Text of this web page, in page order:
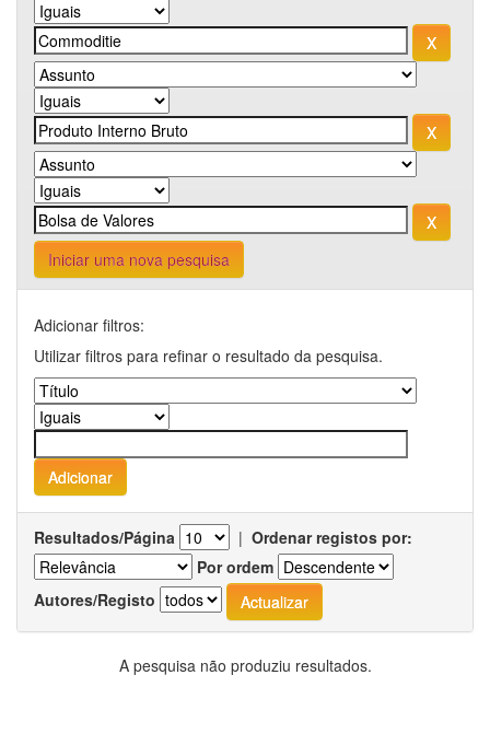
Iniciar uma nova pesquisa
Adicionar filtros:
Utilizar filtros para refinar o resultado da pesquisa.
Resultados/Página | Ordenar registos por:
Por ordem
Autores/Registo
A pesquisa não produziu resultados.